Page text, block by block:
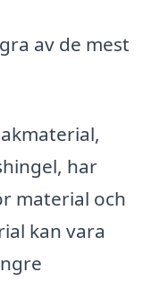
av de mest
har
material och
kan vara